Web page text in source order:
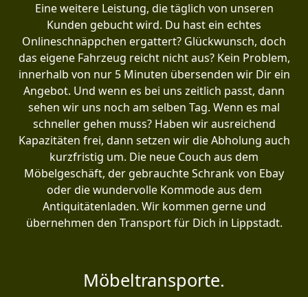
Eine weitere Leistung, die täglich von unseren
Kunden gebucht wird. Du hast ein echtes
Onlineschnäppchen ergattert? Glückwunsch, doch
das eigene Fahrzeug reicht nicht aus? Kein Problem,
innerhalb von nur 5 Minuten übersenden wir Dir ein
Angebot. Und wenn es bei uns zeitlich passt, dann
sehen wir uns noch am selben Tag. Wenn es mal
schneller gehen muss? Haben wir ausreichend
Kapazitäten frei, dann setzen wir die Abholung auch
kurzfristig um. Die neue Couch aus dem
Möbelgeschäft, der gebrauchte Schrank von Ebay
oder die wundervolle Kommode aus dem
Antiquitätenladen. Wir kommen gerne und
übernehmen den Transport für Dich in Lippstadt.
Möbeltransporte.